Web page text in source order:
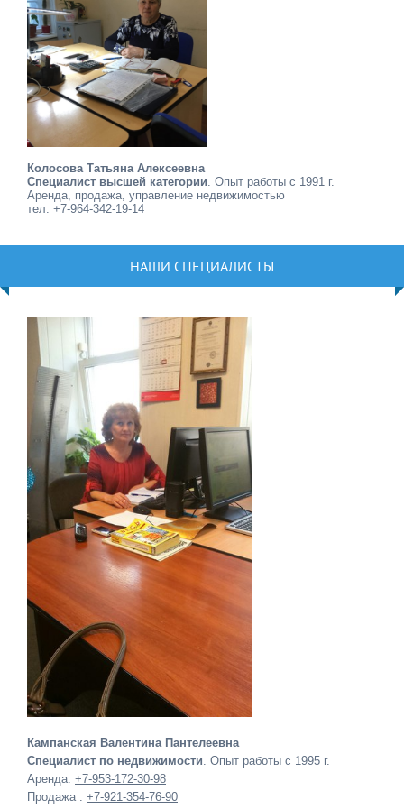
Колосова Татьяна Алексеевна
Специалист высшей категории . Опыт работы с 1991 г.
Аренда, продажа, управление недвижимостью
тел: +7-964-342-19-14
НАШИ СПЕЦИАЛИСТЫ
Кампанская Валентина Пантелеевна
Специалист по недвижимости . Опыт работы с 1995 г.
Аренда: +7-953-172-30-98
Продажа : +7-921-354-76-90